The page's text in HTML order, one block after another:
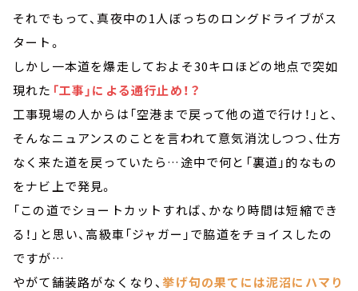
それでもって、真夜中の1人ぼっちのロングドライブがス
タート。
しかし一本道を爆走しておよそ30キロほどの地点で突如
現れた 「工事」による通行止め！？
工事現場の人からは「空港まで戻って他の道で行け！」と、
そんなニュアンスのことを言われて意気消沈しつつ、仕方
なく来た道を戻っていたら…途中で何と「裏道」的なもの
をナビ上で発見。
「この道でショートカットすれば、かなり時間は短縮でき
る！」と思い、高級車「ジャガー」で脇道をチョイスしたの
ですが…
やがて舗装路がなくなり、挙げ句の果てには泥沼にハマり